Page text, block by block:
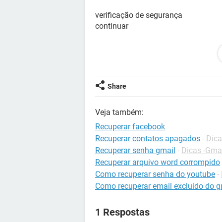
verificação de segurança
continuar
contactar o suporte ? pois vou a
verificar a conta ou algo mais que
ou email? embora eu consiga
e
Configuração:Windows / Chrome
Share
Veja também:
Recuperar facebook
Recuperar contatos apagados -
Recuperar senha gmail - Dicas -
Recuperar arquivo word corrompido
Como recuperar senha do youtube -
Como recuperar email excluido do
1 Respostas